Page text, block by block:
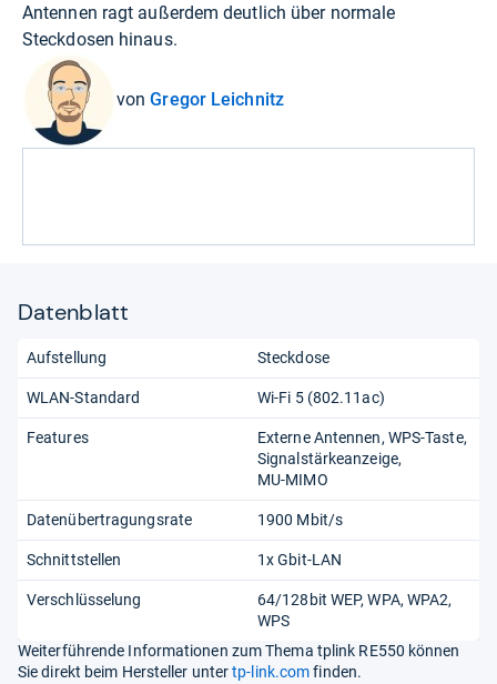
Antennen ragt außerdem deutlich über normale
Steckdosen hinaus.
vonGregor Leichnitz
Datenblatt
Aufstellung Steckdose
WLAN-Standard Wi-Fi 5 (802.11​ac)
Features Externe Antennen WPS-Taste
Signalstärkeanzeige
MU-MIMO
Datenübertragungsrate 1900 Mbit/s
Schnittstellen 1x Gbit-LAN
Verschlüsselung
64/​128bit WEP, WPA, WPA2,
WPS
Weiterführende Informationen zum Thema tplink RE550 können
Sie direkt beim Hersteller untertp-link.comfinden.